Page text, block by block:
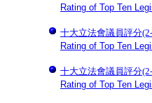
Rating of Top Ten
十大立法會議員評分
Rating of Top Ten
十大立法會議員評分
Rating of Top Ten